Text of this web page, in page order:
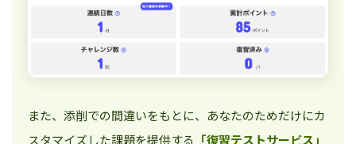
また、添削での間違いをもとに、あなたのためだけにカ
スタマイズした課題を提供する 「復習テストサービス」